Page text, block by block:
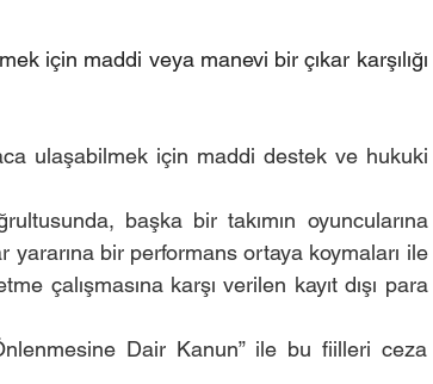
için maddi veya manevi bir çıkar karşılığı
ulaşabilmek için maddi destek ve hukuki
başka bir takımın oyuncularına
yararına bir performans ortaya koymaları ile
çalışmasına karşı verilen kayıt dışı para
Dair Kanun” ile bu fiilleri ceza